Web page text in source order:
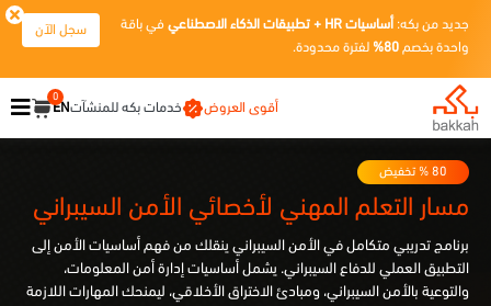
جديد من بكه: أساسيات HR + تطبيقات الذكاء الاصطناعي
في باقة
واحدة بخصم 80% لفترة محدودة.
سجل الآن
أقوى العروض خدمات بكه للمنشآتEN
0
80 % تخفيض
مسار التعلم المهني لأخصائي الأمن السيبراني
برنامج تدريبي متكامل في الأمن السيبراني ينقلك من فهم أساسيات الأمن إلى
التطبيق العملي للدفاع السيبراني. يشمل أساسيات إدارة أمن المعلومات،
والتوعية بالأمن السيبراني، ومبادئ الاختراق الأخلاقي، ليمنحك المهارات اللازمة